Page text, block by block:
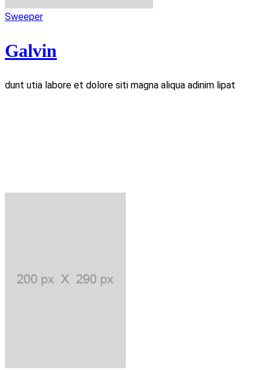
Sweeper
Galvin
dunt utia labore et dolore siti magna aliqua adinim lipat